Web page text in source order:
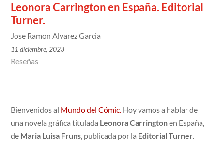
Leonora Carrington en España. Editorial
Turner.
Jose Ramon Alvarez Garcia
11 diciembre, 2023
Reseñas
Bienvenidos al Mundo del Cómic. Hoy vamos a hablar de
una novela gráfica titulada Leonora Carringtonen España,
de Maria Luisa Fruns, publicada por la Editorial Turner.